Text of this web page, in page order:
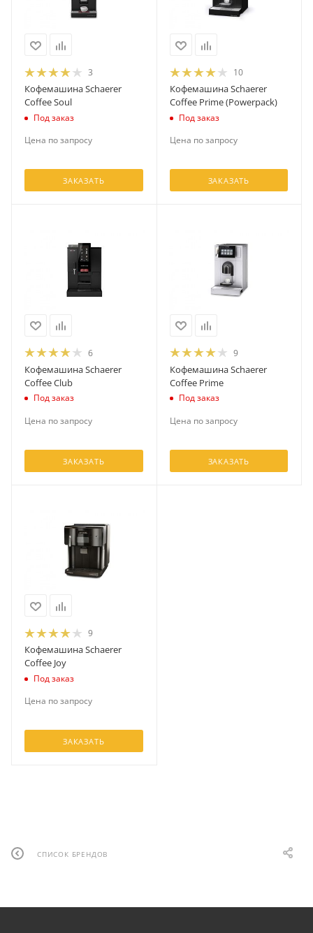
3
Кофемашина Schaerer
Coffee Soul
Под заказ
Цена по запросу
ЗАКАЗАТЬ
10
Кофемашина Schaerer
Coffee Prime (Powerpack)
Под заказ
Цена по запросу
ЗАКАЗАТЬ
6
Кофемашина Schaerer
Coffee Club
Под заказ
Цена по запросу
ЗАКАЗАТЬ
9
Кофемашина Schaerer
Coffee Prime
Под заказ
Цена по запросу
ЗАКАЗАТЬ
9
Кофемашина Schaerer
Coffee Joy
Под заказ
Цена по запросу
ЗАКАЗАТЬ
СПИСОК БРЕНДОВ